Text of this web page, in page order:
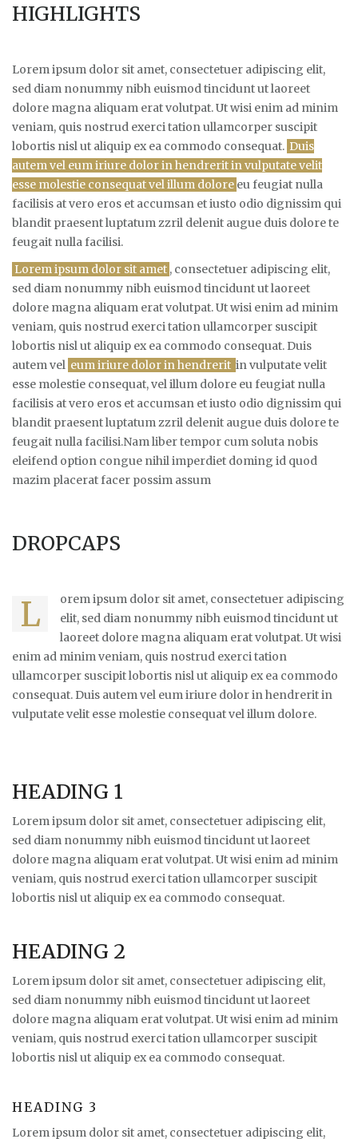
HIGHLIGHTS
Lorem ipsum dolor sit amet, consectetuer adipiscing elit,
sed diam nonummy nibh euismod tincidunt ut laoreet
dolore magna aliquam erat volutpat. Ut wisi enim ad minim
veniam, quis nostrud exerci tation ullamcorper suscipit
lobortis nisl ut aliquip ex ea commodo consequat. Duis
autem vel eum iriure dolor in hendrerit in vulputate velit
esse molestie consequat vel illum dolore eu feugiat nulla
facilisis at vero eros et accumsan et iusto odio dignissim qui
blandit praesent luptatum zzril delenit augue duis dolore te
feugait nulla facilisi.
Lorem ipsum dolor sit amet , consectetuer adipiscing elit,
sed diam nonummy nibh euismod tincidunt ut laoreet
dolore magna aliquam erat volutpat. Ut wisi enim ad minim
veniam, quis nostrud exerci tation ullamcorper suscipit
lobortis nisl ut aliquip ex ea commodo consequat. Duis
autem vel eum iriure dolor in hendrerit in vulputate velit
esse molestie consequat, vel illum dolore eu feugiat nulla
facilisis at vero eros et accumsan et iusto odio dignissim qui
blandit praesent luptatum zzril delenit augue duis dolore te
feugait nulla facilisi.Nam liber tempor cum soluta nobis
eleifend option congue nihil imperdiet doming id quod
mazim placerat facer possim assum
DROPCAPS
L
orem ipsum dolor sit amet, consectetuer adipiscing
elit, sed diam nonummy nibh euismod tincidunt ut
laoreet dolore magna aliquam erat volutpat. Ut wisi
enim ad minim veniam, quis nostrud exerci tation
ullamcorper suscipit lobortis nisl ut aliquip ex ea commodo
consequat. Duis autem vel eum iriure dolor in hendrerit in
vulputate velit esse molestie consequat vel illum dolore.
HEADING 1
Lorem ipsum dolor sit amet, consectetuer adipiscing elit,
sed diam nonummy nibh euismod tincidunt ut laoreet
dolore magna aliquam erat volutpat. Ut wisi enim ad minim
veniam, quis nostrud exerci tation ullamcorper suscipit
lobortis nisl ut aliquip ex ea commodo consequat.
HEADING 2
Lorem ipsum dolor sit amet, consectetuer adipiscing elit,
sed diam nonummy nibh euismod tincidunt ut laoreet
dolore magna aliquam erat volutpat. Ut wisi enim ad minim
veniam, quis nostrud exerci tation ullamcorper suscipit
lobortis nisl ut aliquip ex ea commodo consequat.
HEADING 3
Lorem ipsum dolor sit amet, consectetuer adipiscing elit,